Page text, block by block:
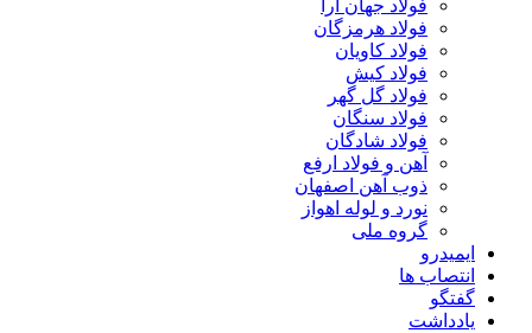
فولاد جهان آرا
فولاد هرمزگان
فولاد کاویان
فولاد کیش
فولاد گل گهر
فولاد سنگان
فولاد شادگان
آهن و فولاد ارفع
ذوب آهن اصفهان
نورد و لوله اهواز
گروه ملی
ایمیدرو
انتصاب ها
گفتگو
یادداشت